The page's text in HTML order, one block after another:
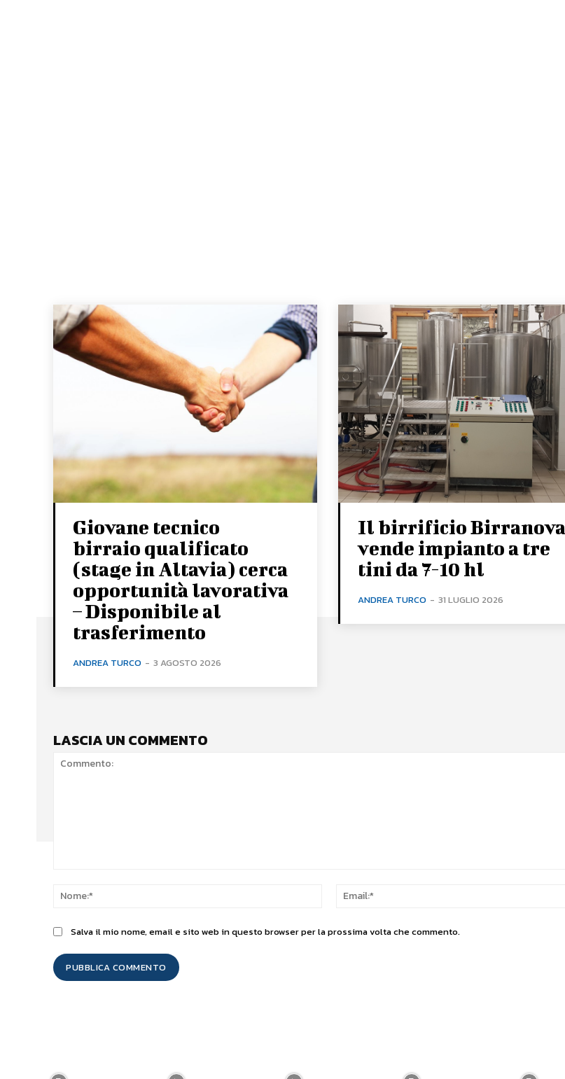
Giovane tecnico
birraio qualificato
(stage in Altavia) cerca
opportunità lavorativa
– Disponibile al
trasferimento
ANDREA TURCO - 3 AGOSTO 2026
Il birrificio Birranova
vende impianto a tre
tini da 7-10 hl
ANDREA TURCO - 31 LUGLIO 2026
LASCIA UN COMMENTO
Nome:*
Salva il mio nome, email e sito web in questo browser per la prossima volta che commento.